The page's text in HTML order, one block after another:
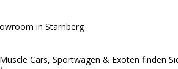
in Starnberg
Cars, Sportwagen & Exoten finden